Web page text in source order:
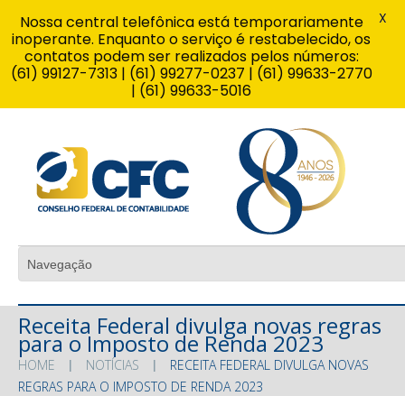
Receita Federal divulga novas regras
para o Imposto de Renda 2023
HOME NOTÍCIAS
RECEITA FEDERAL DIVULGA NOVAS
REGRAS PARA O IMPOSTO DE RENDA 2023
Nossa central telefônica está temporariamente
inoperante. Enquanto o serviço é restabelecido, os
contatos podem ser realizados pelos números:
(61) 99127-7313 | (61) 99277-0237 | (61) 99633-2770
| (61) 99633-5016
X